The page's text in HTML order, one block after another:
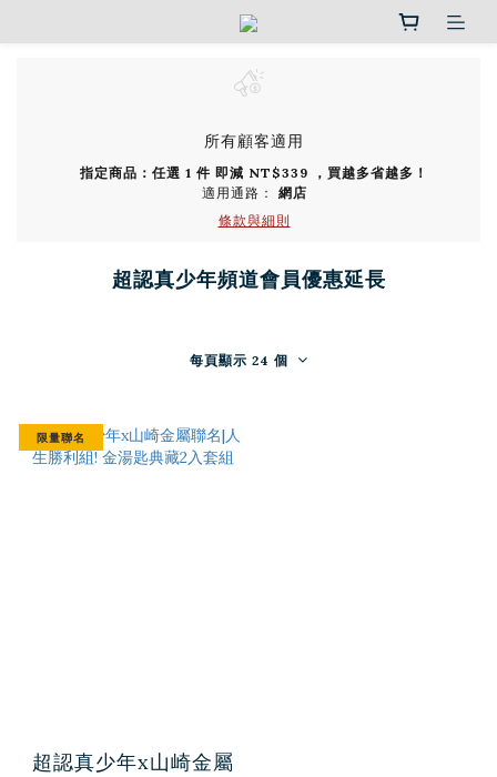
所有顧客適用
指定商品：任選 1 件 即減 NT$339 ，買越多省越多！
適用通路： 網店
條款與細則
超認真少年頻道會員優惠延長
每頁顯示 24 個
限量聯名
超認真少年x山崎金屬